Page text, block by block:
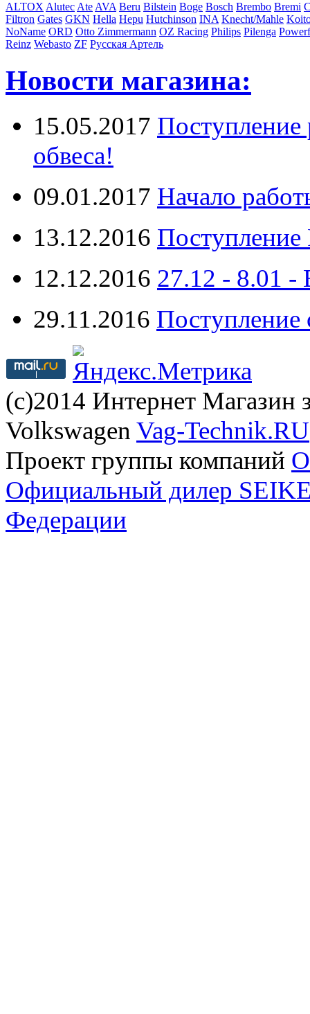
ALTOX Alutec Ate AVA Beru Bilstein Boge Bosch Brembo Bremi
Filtron Gates GKN Hella Hepu Hutchinson INA Knecht/Mahle
NoName ORD Otto Zimmermann OZ Racing Philips Pilenga
Reinz Webasto ZF Русская Артель
Новости магазина:
15.05.2017 Поступление
обвеса!
09.01.2017 Начало
13.12.2016 Поступление
12.12.2016 27.12 -
29.11.2016 Поступление
(с)2014 Интернет Магазин
Volkswagen Vag-Technik.RU
Проект группы компаний
Официальный дилер
Федерации